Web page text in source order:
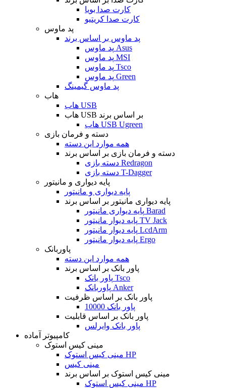
کارت صدا بویا
کارت صدا کریتیو
پد ماوس
پد ماوس بر اساس برند
پد ماوس Asus
پد ماوس MSI
پد ماوس Tsco
پد ماوس Green
پد ماوس گیمینگ
هاب
هاب USB
هاب USB بر اساس برند
هاب USB Ugreen
دسته و فرمان بازی
همه موارد این دسته
دسته و فرمان بازی بر اساس برند
دسته بازی Redragon
دسته بازی T-Dagger
پایه دیواری و مانیتور
پایه دیواری و مانیتور
پایه دیواری مانیتور بر اساس برند
پایه دیواری مانیتور Barad
پایه دیوار مانیتور TV Jack
پایه دیوار مانیتور LcdArm
پایه دیوار مانیتور Ergo
پاوربانک
همه موارد این دسته
پاور بانک بر اساس برند
پاور بانک Tsco
پاوربانک Anker
پاور بانک بر اساس ظرفیت
پاور بانک 10000
پاور بانک بر اساس قابلیت
پاور بانک وایرلس
کامپیوتر آماده
مینی کیس استوک
مینی کیس استوک HP
مینی کیس
مینی کیس استوک بر اساس برند
مینی کیس استوک HP